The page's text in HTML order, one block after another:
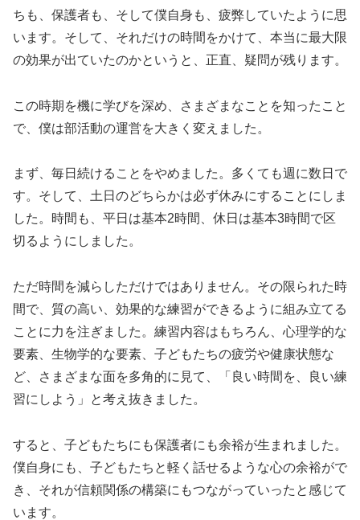
ちも、保護者も、そして僕自身も、疲弊していたように思
います。そして、それだけの時間をかけて、本当に最大限
の効果が出ていたのかというと、正直、疑問が残ります。
この時期を機に学びを深め、さまざまなことを知ったこと
で、僕は部活動の運営を大きく変えました。
まず、毎日続けることをやめました。多くても週に数日で
す。そして、土日のどちらかは必ず休みにすることにしま
した。時間も、平日は基本2時間、休日は基本3時間で区
切るようにしました。
ただ時間を減らしただけではありません。その限られた時
間で、質の高い、効果的な練習ができるように組み立てる
ことに力を注ぎました。練習内容はもちろん、心理学的な
要素、生物学的な要素、子どもたちの疲労や健康状態な
ど、さまざまな面を多角的に見て、「良い時間を、良い練
習にしよう」と考え抜きました。
すると、子どもたちにも保護者にも余裕が生まれました。
僕自身にも、子どもたちと軽く話せるような心の余裕がで
き、それが信頼関係の構築にもつながっていったと感じて
います。